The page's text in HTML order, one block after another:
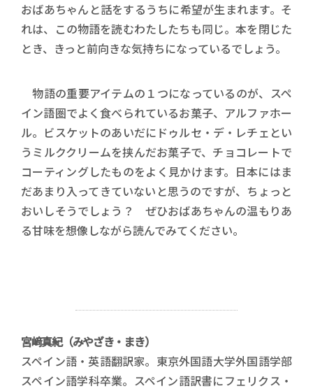
おばあちゃんと話をするうちに希望が生まれます。そ
れは、この物語を読むわたしたちも同じ。本を閉じた
とき、きっと前向きな気持ちになっているでしょう。
物語の重要アイテムの１つになっているのが、スペ
イン語圏でよく食べられているお菓子、アルファホー
ル。ビスケットのあいだにドゥルセ・デ・レチェとい
うミルククリームを挟んだお菓子で、チョコレートで
コーティングしたものをよく見かけます。日本にはま
だあまり入ってきていないと思うのですが、ちょっと
おいしそうでしょう？ ぜひおばあちゃんの温もりあ
る甘味を想像しながら読んでみてください。
宮﨑真紀（みやざき・まき）
スペイン語・英語翻訳家。東京外国語大学外国語学部
スペイン語学科卒業。スペイン語訳書にフェリクス・